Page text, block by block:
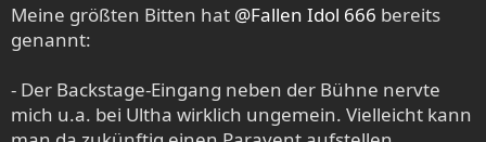
Meine größten Bitten hat @Fallen Idol 666 bereits
genannt:
- Der Backstage-Eingang neben der Bühne nervte
mich u.a. bei Ultha wirklich ungemein. Vielleicht kann